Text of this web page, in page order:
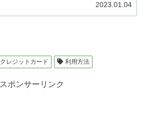
2023.01.04
クレジットカード 利用方法
スポンサーリンク